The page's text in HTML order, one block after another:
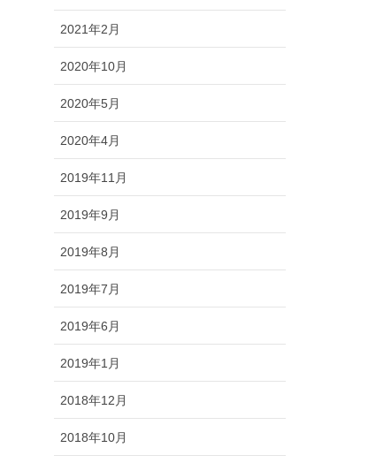
2021年2月
2020年10月
2020年5月
2020年4月
2019年11月
2019年9月
2019年8月
2019年7月
2019年6月
2019年1月
2018年12月
2018年10月